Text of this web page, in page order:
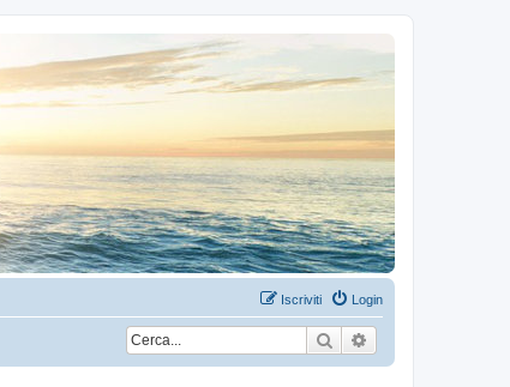
Login
Iscriviti
Cerca